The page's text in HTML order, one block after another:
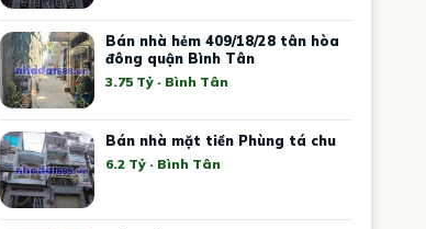
Bán nhà hẻm 409/18/28 tân hòa
đông quận Bình Tân
3.75 Tỷ · Bình Tân
Bán nhà mặt tiền Phùng tá chu
6.2 Tỷ · Bình Tân